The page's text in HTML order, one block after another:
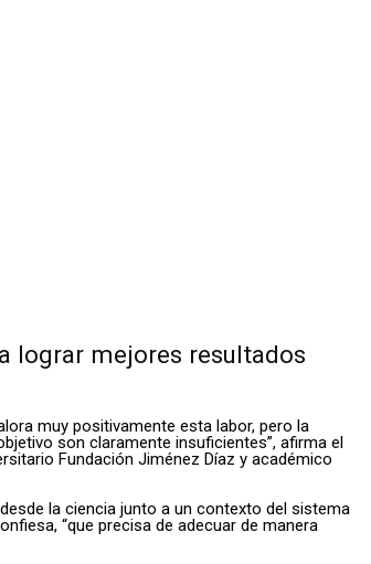
lograr mejores resultados
muy positivamente esta labor, pero la
son claramente insuficientes”, afirma el
Fundación Jiménez Díaz y académico
la ciencia junto a un contexto del sistema
“que precisa de adecuar de manera